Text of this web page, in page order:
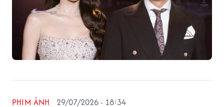
PHIM ẢNH 29/07/2026 - 18:34